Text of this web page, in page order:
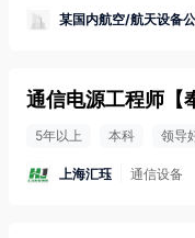
某国内航空/航天设备
通信电源工程师 【
5年以上 本科 领导
上海汇珏 通信设备